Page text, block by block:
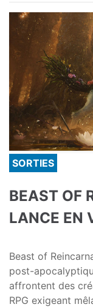
SORTIES
BEAST OF
LANCE EN
Beast of
post-
affrontent des
RPG exigeant